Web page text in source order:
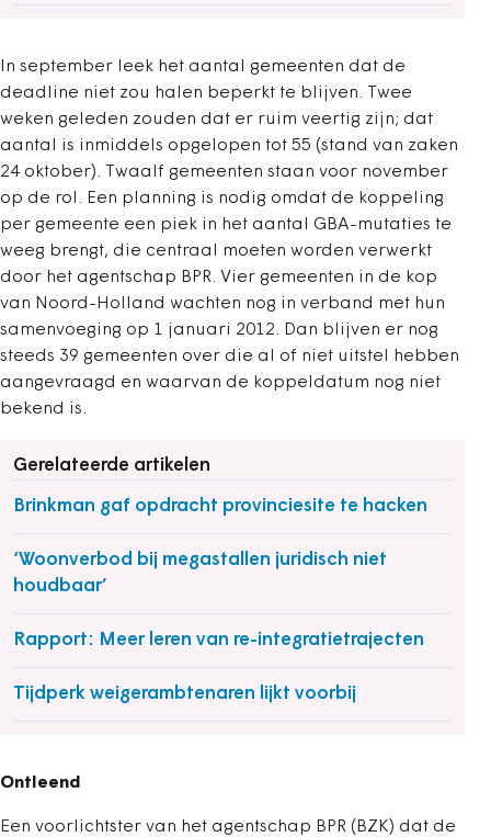
In september leek het aantal gemeenten dat de
deadline niet zou halen beperkt te blijven. Twee
weken geleden zouden dat er ruim veertig zijn; dat
aantal is inmiddels opgelopen tot 55 (stand van zaken
24 oktober). Twaalf gemeenten staan voor november
op de rol. Een planning is nodig omdat de koppeling
per gemeente een piek in het aantal GBA-mutaties te
weeg brengt, die centraal moeten worden verwerkt
door het agentschap BPR. Vier gemeenten in de kop
van Noord-Holland wachten nog in verband met hun
samenvoeging op 1 januari 2012. Dan blijven er nog
steeds 39 gemeenten over die al of niet uitstel hebben
aangevraagd en waarvan de koppeldatum nog niet
bekend is.
Gerelateerde artikelen
Brinkman gaf opdracht provinciesite te hacken
‘Woonverbod bij megastallen juridisch niet
houdbaar’
Rapport: Meer leren van re-integratietrajecten
Tijdperk weigerambtenaren lijkt voorbij
Ontleend
Een voorlichtster van het agentschap BPR (BZK) dat de